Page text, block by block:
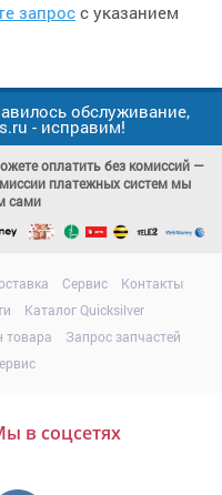
запрос с указанием
обслуживание,
- исправим!
оплатить без комиссий —
платежных систем мы
сами
Сервис
Контакты
Каталог Quicksilver
товара
Запрос запчастей
в соцсетях